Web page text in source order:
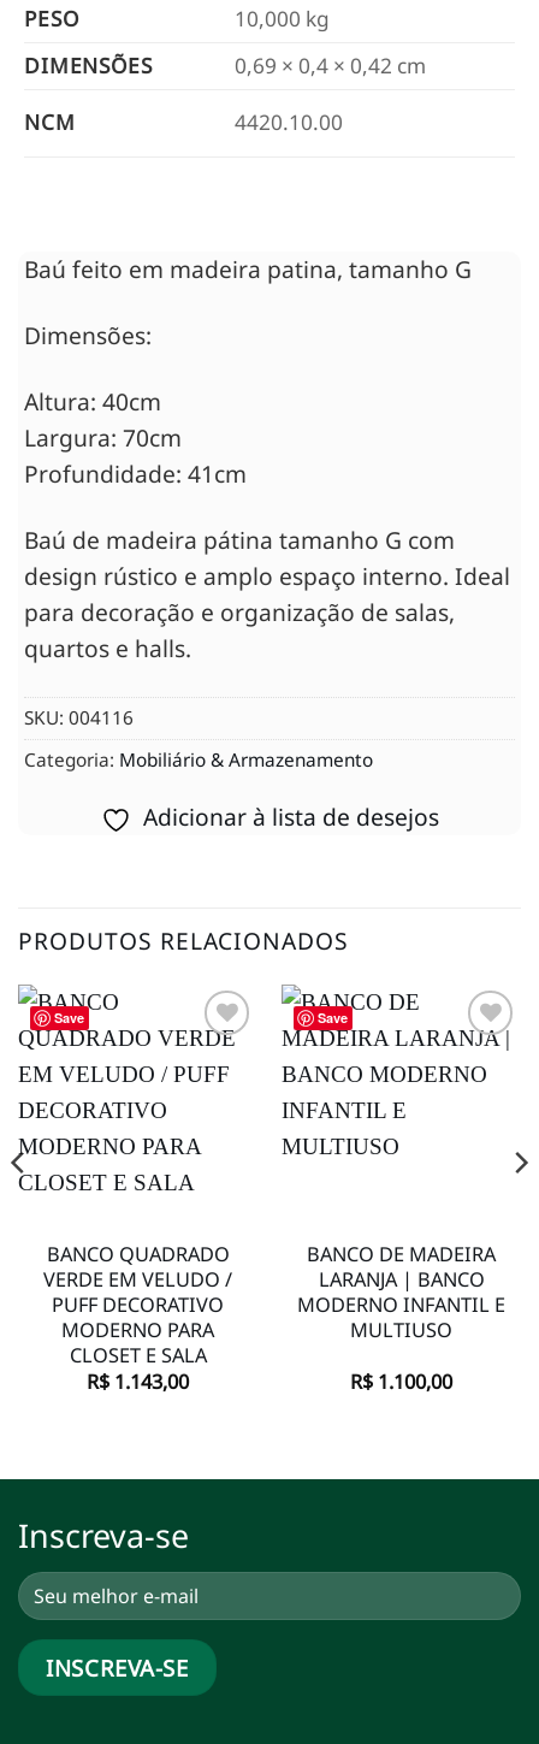
PESO
10,000 kg
DIMENSÕES
0,69 × 0,4 × 0,42 cm
NCM 4420.10.00
Baú feito em madeira patina, tamanho G
Dimensões:
Altura: 40cm
Largura: 70cm
Profundidade: 41cm
Baú de madeira pátina tamanho G com
design rústico e amplo espaço interno. Ideal
para decoração e organização de salas,
quartos e halls.
SKU: 004116
Categoria: Mobiliário & Armazenamento
Adicionar à lista de desejos
PRODUTOS RELACIONADOS
Save
à lista de
BANCO QUADRADO
VERDE EM VELUDO /
PUFF DECORATIVO
MODERNO PARA
CLOSET E SALA
R$ 1.143,00
Save
Adicionar
à lista de
BANCO DE MADEIRA
LARANJA | BANCO
MODERNO INFANTIL E
MULTIUSO
R$ 1.100,00
Inscreva-se